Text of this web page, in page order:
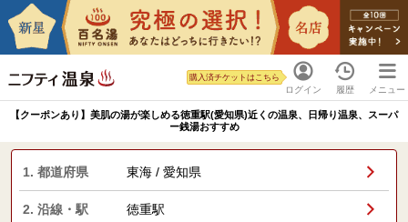
ログイン
購入済チケットはこちら
履歴 メニュー
【クーポンあり】美肌の湯が楽しめる徳重駅(愛知県)近くの温泉、日帰り温泉、スーパ
ー銭湯おすすめ
1. 都道府県 東海 / 愛知県
2. 沿線・駅 徳重駅